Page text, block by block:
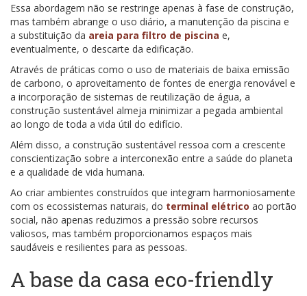
Essa abordagem não se restringe apenas à fase de construção,
mas também abrange o uso diário, a manutenção da piscina e
a substituição da areia para filtro de piscina e,
eventualmente, o descarte da edificação.
Através de práticas como o uso de materiais de baixa emissão
de carbono, o aproveitamento de fontes de energia renovável e
a incorporação de sistemas de reutilização de água, a
construção sustentável almeja minimizar a pegada ambiental
ao longo de toda a vida útil do edifício.
Além disso, a construção sustentável ressoa com a crescente
conscientização sobre a interconexão entre a saúde do planeta
e a qualidade de vida humana.
Ao criar ambientes construídos que integram harmoniosamente
com os ecossistemas naturais, do terminal elétrico ao portão
social, não apenas reduzimos a pressão sobre recursos
valiosos, mas também proporcionamos espaços mais
saudáveis e resilientes para as pessoas.
A base da casa eco-friendly